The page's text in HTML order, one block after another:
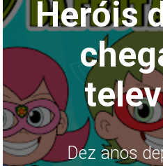
Heróis
Dez anos